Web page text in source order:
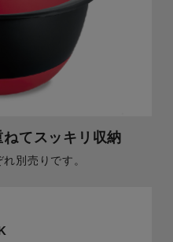
てスッキリ収納
別売りです。